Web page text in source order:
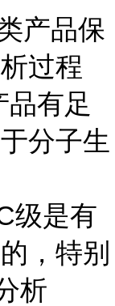
产品保
过程
有足
分子生
级是有
，特别
析